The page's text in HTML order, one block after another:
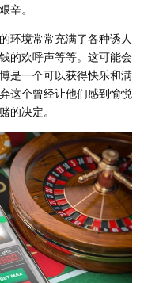
辛。
环境常常充满了各种诱人
的欢呼声等等。这可能会
是一个可以获得快乐和满
这个曾经让他们感到愉悦
的决定。